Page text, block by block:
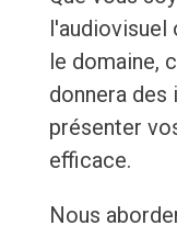
l'audiovisuel
le domaine,
donnera des
présenter
efficace.
Nous